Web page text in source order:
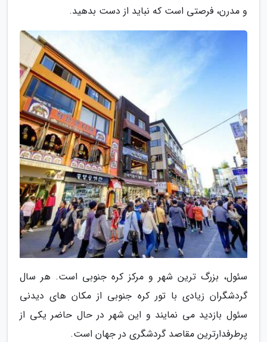
و مدرن، فرصتی است که نباید از دست بدهید.
سئول، بزرگ ترین شهر و مرکز کره جنوبی است. هر سال
گردشگران زیادی با تور کره جنوبی از مکان های دیدنی
سئول بازدید می نمایند و این شهر در حال حاضر یکی از
پرطرفدارترین مقاصد گردشگری در جهان است.